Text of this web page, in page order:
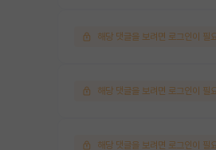
해당 댓글을 보려면 로그인이 필
해당 댓글을 보려면 로그인이 필
해당 댓글을 보려면 로그인이 필